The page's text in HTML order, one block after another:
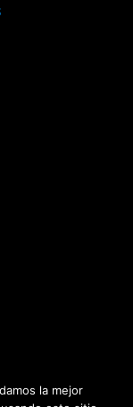
2017- 2026
la mejor